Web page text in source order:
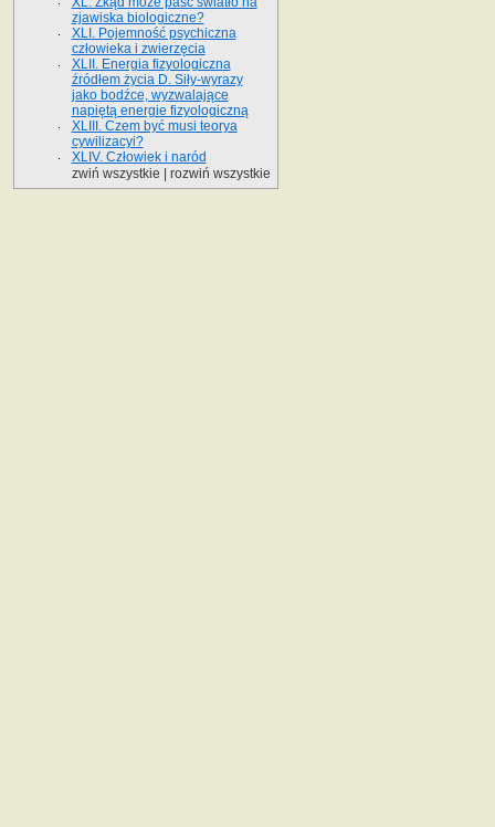
zjawiska biologiczne?
XLI. Pojemność psychiczna
człowieka i zwierzęcia
XLII. Energia fizyologiczna
źródłem życia D. Siły-wyrazy
jako bodźce, wyzwalające
napiętą energie fizyologiczną
XLIII. Czem być musi teorya
cywilizacyi?
XLIV. Człowiek i naród
zwiń wszystkie
rozwiń wszystkie